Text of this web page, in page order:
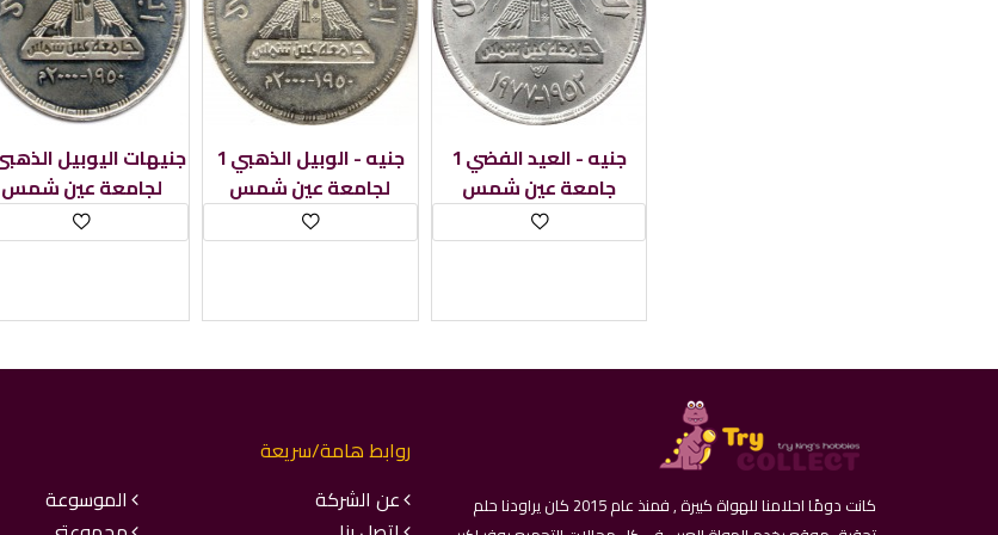
1 جنيه - العيد الفضي
جامعة عين شمس
1 جنيه - الوبيل الذهبي
لجامعة عين شمس
لجامعة عين شمس
كانت دومًا احلامنا للهواة كبيرة , فمنذ عام 2015 كان يراودنا حلم
روابط هامة/سريعة
عن الشركة
الموسوعة